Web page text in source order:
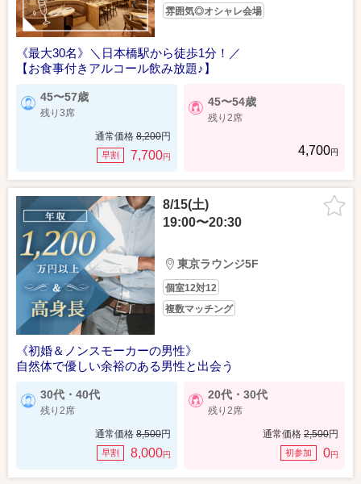
雰囲気◎オシャレ会場
《最大30名》＼日本橋駅から徒歩1分！／
【お食事付きアルコール飲み放題♪】
45〜57歳
残り3席
通常価格 8,200円
早割 7,700円
45〜54歳
残り2席
4,700円
8/15(土)
19:00〜20:30
東京ラウンジ5F
個室12対12
複数マッチング
《初婚＆ノンスモーカーの男性》
自然体で優しい余裕のある男性と出会う
30代・40代
残り2席
通常価格 8,500円
早割 8,000円
20代・30代
残り2席
通常価格 2,500円
初参加 0円